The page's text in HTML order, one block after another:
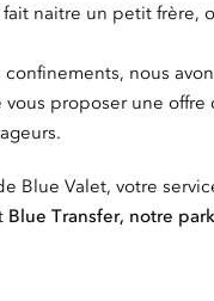
fait naitre un petit frère,
nous
proposer une
Blue Valet, votre
Blue Transfer, notre